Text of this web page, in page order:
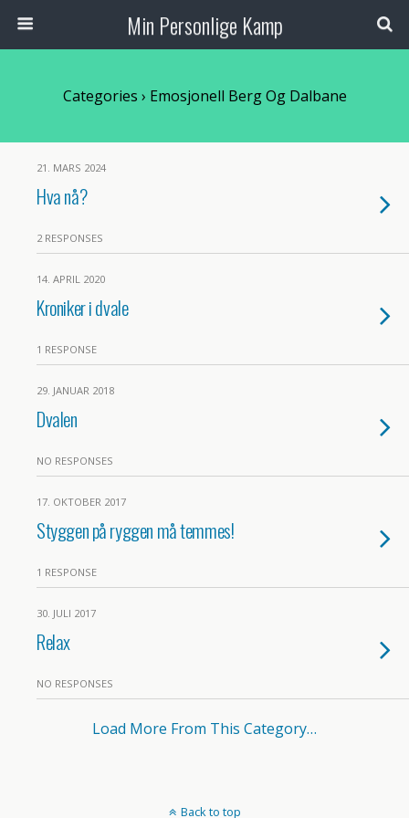
Min Personlige Kamp
Categories › Emosjonell Berg Og Dalbane
21. MARS 2024
Hva nå?
2 RESPONSES
14. APRIL 2020
Kroniker i dvale
1 RESPONSE
29. JANUAR 2018
Dvalen
NO RESPONSES
17. OKTOBER 2017
Styggen på ryggen må temmes!
1 RESPONSE
30. JULI 2017
Relax
NO RESPONSES
Load More From This Category…
Back to top